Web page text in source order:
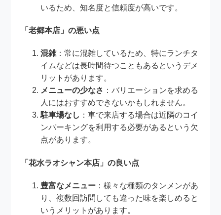
いるため、知名度と信頼度が高いです。
「老郷本店」の悪い点
混雑：常に混雑しているため、特にランチタ
イムなどは長時間待つこともあるというデメ
リットがあります。
メニューの少なさ ：バリエーションを求める
人にはおすすめできないかもしれません。
駐車場なし ：車で来店する場合は近隣のコイ
ンパーキングを利用する必要があるという欠
点があります。
「花水ラオシャン本店」の良い点
豊富なメニュー ：様々な種類のタンメンがあ
り、複数回訪問しても違った味を楽しめると
いうメリットがあります。